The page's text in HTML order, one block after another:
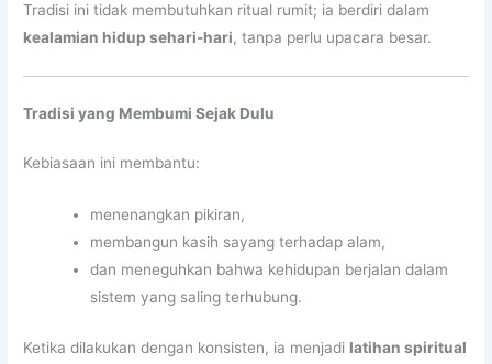
Tradisi ini tidak membutuhkan ritual rumit; ia berdiri dalam
kealamian hidup sehari-hari, tanpa perlu upacara besar.
Tradisi yang Membumi Sejak Dulu
Kebiasaan ini membantu:
menenangkan pikiran,
membangun kasih sayang terhadap alam,
dan meneguhkan bahwa kehidupan berjalan dalam
sistem yang saling terhubung.
Ketika dilakukan dengan konsisten, ia menjadi latihan spiritual